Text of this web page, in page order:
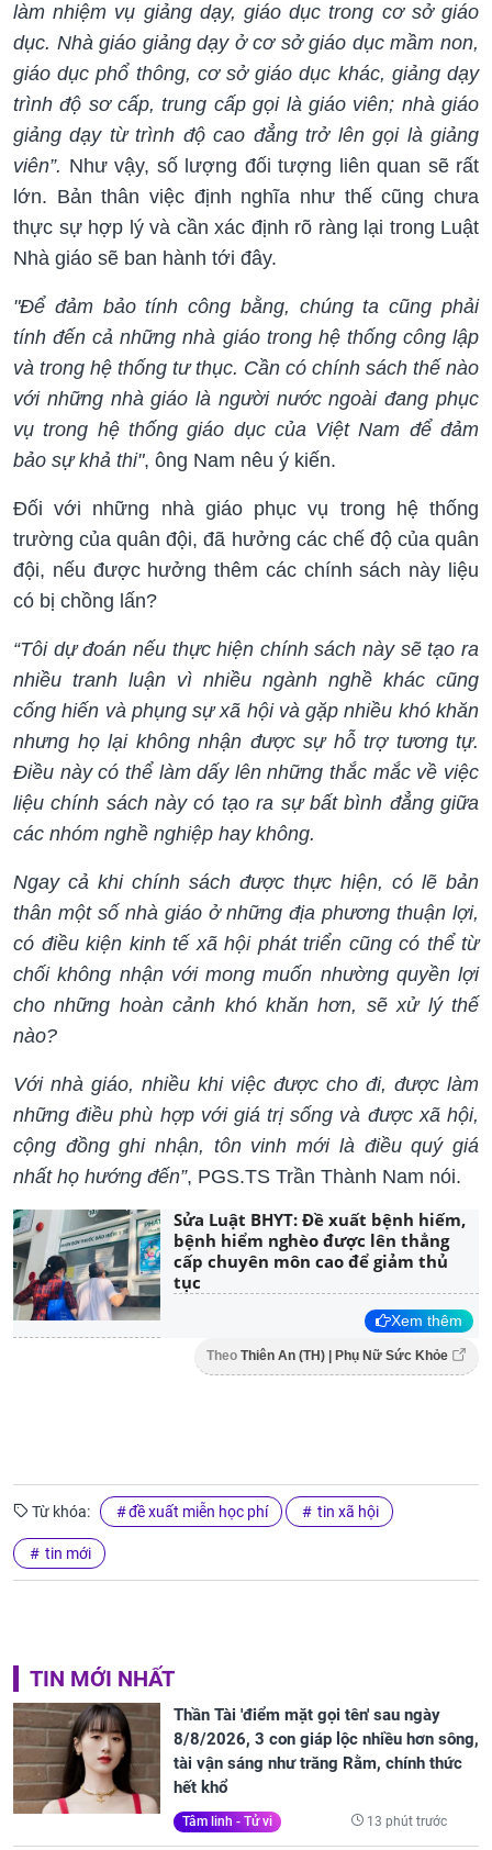
làm nhiệm vụ giảng dạy, giáo dục trong cơ sở giáo
dục. Nhà giáo giảng dạy ở cơ sở giáo dục mầm non,
giáo dục phổ thông, cơ sở giáo dục khác, giảng dạy
trình độ sơ cấp, trung cấp gọi là giáo viên; nhà giáo
giảng dạy từ trình độ cao đẳng trở lên gọi là giảng
viên”. Như vậy, số lượng đối tượng liên quan sẽ rất
lớn. Bản thân việc định nghĩa như thế cũng chưa
thực sự hợp lý và cần xác định rõ ràng lại trong Luật
Nhà giáo sẽ ban hành tới đây.
"Để đảm bảo tính công bằng, chúng ta cũng phải
tính đến cả những nhà giáo trong hệ thống công lập
và trong hệ thống tư thục. Cần có chính sách thế nào
với những nhà giáo là người nước ngoài đang phục
vụ trong hệ thống giáo dục của Việt Nam để đảm
bảo sự khả thi", ông Nam nêu ý kiến.
Đối với những nhà giáo phục vụ trong hệ thống
trường của quân đội, đã hưởng các chế độ của quân
đội, nếu được hưởng thêm các chính sách này liệu
có bị chồng lấn?
“Tôi dự đoán nếu thực hiện chính sách này sẽ tạo ra
nhiều tranh luận vì nhiều ngành nghề khác cũng
cống hiến và phụng sự xã hội và gặp nhiều khó khăn
nhưng họ lại không nhận được sự hỗ trợ tương tự.
Điều này có thể làm dấy lên những thắc mắc về việc
liệu chính sách này có tạo ra sự bất bình đẳng giữa
các nhóm nghề nghiệp hay không.
Ngay cả khi chính sách được thực hiện, có lẽ bản
thân một số nhà giáo ở những địa phương thuận lợi,
có điều kiện kinh tế xã hội phát triển cũng có thể từ
chối không nhận với mong muốn nhường quyền lợi
cho những hoàn cảnh khó khăn hơn, sẽ xử lý thế
nào?
Với nhà giáo, nhiều khi việc được cho đi, được làm
những điều phù hợp với giá trị sống và được xã hội,
cộng đồng ghi nhận, tôn vinh mới là điều quý giá
nhất họ hướng đến”, PGS.TS Trần Thành Nam nói.
Sửa Luật BHYT: Đề xuất bệnh hiếm,
bệnh hiểm nghèo được lên thẳng
cấp chuyên môn cao để giảm thủ
tục
Xem thêm
Theo Thiên An (TH) | Phụ Nữ Sức Khỏe
Từ khóa: đề xuất miễn học phí tin xã hội
tin mới
TIN MỚI NHẤT
Thần Tài 'điểm mặt gọi tên' sau ngày
8/8/2026, 3 con giáp lộc nhiều hơn sông,
tài vận sáng như trăng Rằm, chính thức
hết khổ
Tâm linh - Tử vi 13 phút trước